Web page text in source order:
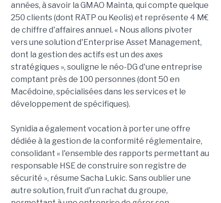
années, à savoir la GMAO Mainta, qui compte quelque
250 clients (dont RATP ou Keolis) et représente 4 M€
de chiffre d'affaires annuel. « Nous allons pivoter
vers une solution d'Enterprise Asset Management,
dont la gestion des actifs est un des axes
stratégiques », souligne le néo-DG d'une entreprise
comptant près de 100 personnes (dont 50 en
Macédoine, spécialisées dans les services et le
développement de spécifiques).
Synidia a également vocation à porter une offre
dédiée à la gestion de la conformité réglementaire,
consolidant « l'ensemble des rapports permettant au
responsable HSE de construire son registre de
sécurité », résume Sacha Lukic. Sans oublier une
autre solution, fruit d'un rachat du groupe,